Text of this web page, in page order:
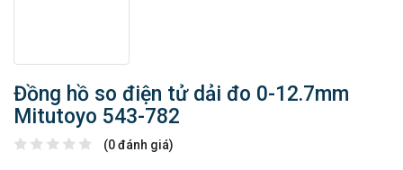
Đồng hồ so điện tử dải đo 0-12.7mm
Mitutoyo 543-782
(0 đánh giá)